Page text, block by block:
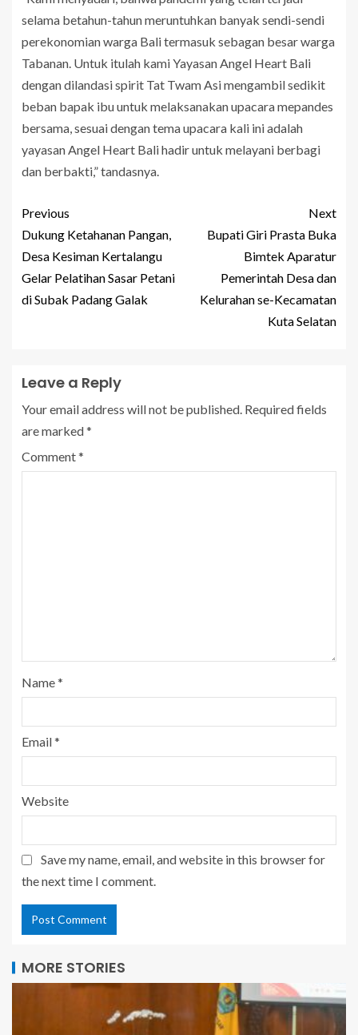
selama betahun-tahun meruntuhkan banyak sendi-sendi
perekonomian warga Bali termasuk sebagan besar warga
Tabanan. Untuk itulah kami Yayasan Angel Heart Bali
dengan dilandasi spirit Tat Twam Asi mengambil sedikit
beban bapak ibu untuk melaksanakan upacara mepandes
bersama, sesuai dengan tema upacara kali ini adalah
yayasan Angel Heart Bali hadir untuk melayani berbagi
dan berbakti,” tandasnya.
Previous
Dukung Ketahanan Pangan,
Desa Kesiman Kertalangu
Gelar Pelatihan Sasar Petani
di Subak Padang Galak
Next
Bupati Giri Prasta Buka
Bimtek Aparatur
Pemerintah Desa dan
Kelurahan se-Kecamatan
Kuta Selatan
Leave a Reply
Your email address will not be published. Required fields
are marked*
Comment*
Name*
Email*
Website
Save my name, email, and website in this browser for
the next time I comment.
MORE STORIES